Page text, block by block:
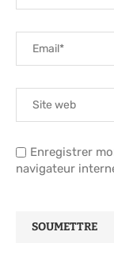
Enregistrer
navigateur